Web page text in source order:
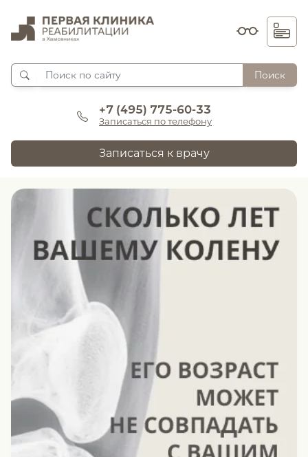
Поиск
+7 (495) 775-60-33
Записаться по телефону
Записаться к врачу